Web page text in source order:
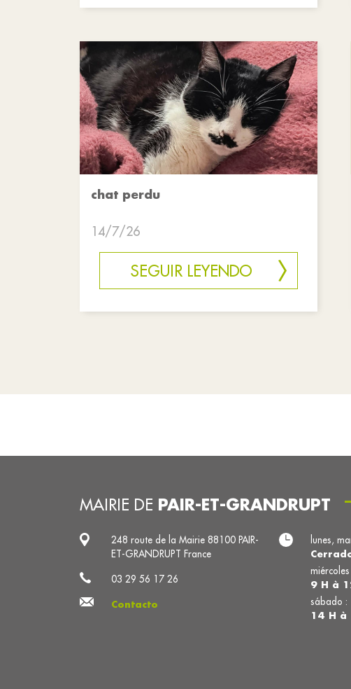
chat perdu
14/7/26
SEGUIR LEYENDO
MAIRIE DE PAIR-ET-GRANDRUPT
248 route de la Mairie 88100 PAIR-
ET-GRANDRUPT France
03 29 56 17 26
Contacto
lunes,
miércoles
9 H à
sábado :
14 H à